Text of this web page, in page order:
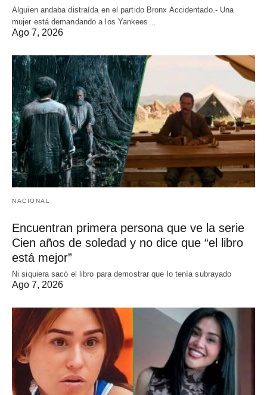
Alguien andaba distraída en el partido Bronx Accidentado.- Una
mujer está demandando a los Yankees…
Ago 7, 2026
NACIONAL
Encuentran primera persona que ve la serie
Cien años de soledad y no dice que “el libro
está mejor”
Ni siquiera sacó el libro para demostrar que lo tenía subrayado
Ago 7, 2026